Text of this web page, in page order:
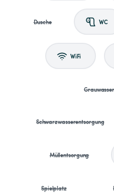
Dusche WC
WiFi
Schwarzwasserentsorgung
Müllentsorgung
Spielplatz